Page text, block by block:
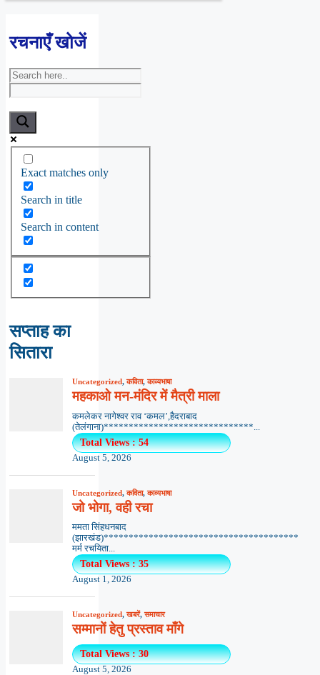
रचनाएँ खोजें
Exact matches only
Search in title
Search in content
सप्ताह का
सितारा
Uncategorized,कविता,काव्यभाषा
महकाओ मन-मंदिर में मैत्री माला
कमलेकर नागेश्वर राव ‘कमल’,हैदराबाद
(तेलंगाना)******************************...
Total Views : 54
August 5, 2026
Uncategorized,कविता,काव्यभाषा
जो भोगा, वही रचा
ममता सिंहधनबाद
(झारखंड)***************************************
मर्म रचयिता...
Total Views : 35
August 1, 2026
Uncategorized,खबरें,समाचार
सम्मानों हेतु प्रस्ताव माँगे
Total Views : 30
August 5, 2026